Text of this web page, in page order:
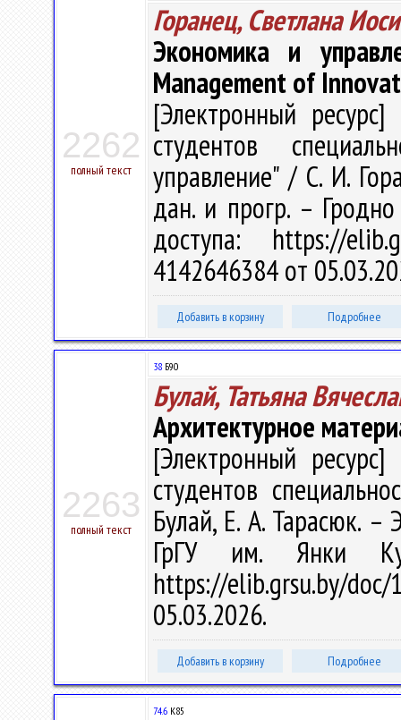
2262
полный текст
Горанец, Светлана
Экономика и
Management of
[Электронный
студентов
управление" / С. И.
дан. и прогр. –
доступа: https://
4142646384 от
Добавить в корзину Подробнее
2263
полный текст
38 Б90
Булай, Татьяна
Архитектурное
[Электронный
студентов
Булай, Е. А. Тарасюк. –
ГрГУ им. Янки
https://elib.grsu.by/
05.03.2026.
Добавить в корзину Подробнее
74.6 К85